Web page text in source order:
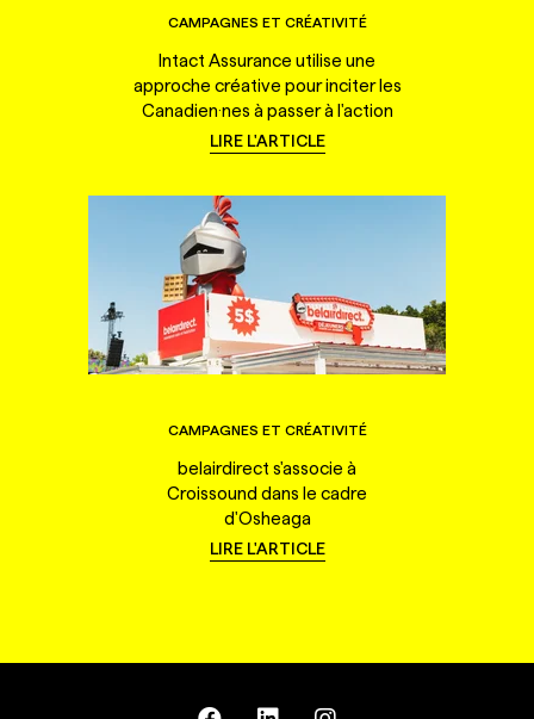
CAMPAGNES ET CRÉATIVITÉ
Intact Assurance utilise une
approche créative pour inciter les
Canadien·nes à passer à l'action
LIRE L'ARTICLE
CAMPAGNES ET CRÉATIVITÉ
belairdirect s'associe à
Croissound dans le cadre
d'Osheaga
LIRE L'ARTICLE